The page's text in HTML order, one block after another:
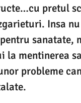
pretul
Insa
sanatate,
la mentinerea
probleme